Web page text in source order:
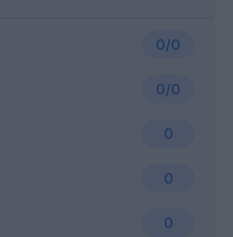
0/0
0
0/0
0
0